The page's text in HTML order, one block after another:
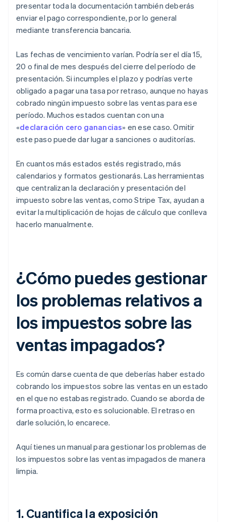
presentar toda la documentación también deberás
enviar el pago correspondiente, por lo general
mediante transferencia bancaria.
Las fechas de vencimiento varían. Podría ser el día 15,
20 o final de mes después del cierre del período de
presentación. Si incumples el plazo y podrías verte
obligado a pagar una tasa por retraso, aunque no hayas
cobrado ningún impuesto sobre las ventas para ese
período. Muchos estados cuentan con una
«declaración cero ganancias» en ese caso. Omitir
este paso puede dar lugar a sanciones o auditorías.
En cuantos más estados estés registrado, más
calendarios y formatos gestionarás. Las herramientas
que centralizan la declaración y presentación del
impuesto sobre las ventas, como Stripe Tax, ayudan a
evitar la multiplicación de hojas de cálculo que conlleva
hacerlo manualmente.
¿Cómo puedes gestionar
los problemas relativos a
los impuestos sobre las
ventas impagados?
Es común darse cuenta de que deberías haber estado
cobrando los impuestos sobre las ventas en un estado
en el que no estabas registrado. Cuando se aborda de
forma proactiva, esto es solucionable. El retraso en
darle solución, lo encarece.
Aquí tienes un manual para gestionar los problemas de
los impuestos sobre las ventas impagados de manera
limpia.
1. Cuantifica la exposición